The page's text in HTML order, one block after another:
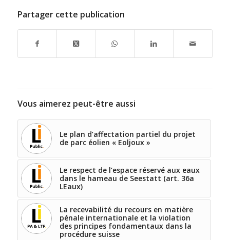
Partager cette publication
Vous aimerez peut-être aussi
Le plan d’affectation partiel du projet
de parc éolien « Eoljoux »
Le respect de l’espace réservé aux eaux
dans le hameau de Seestatt (art. 36a
LEaux)
La recevabilité du recours en matière
pénale internationale et la violation
des principes fondamentaux dans la
procédure suisse